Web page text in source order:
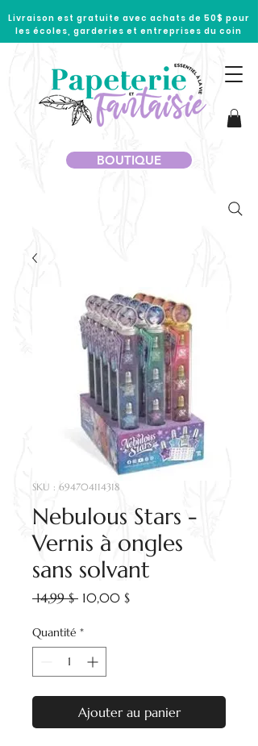
Livraison est gratuite avec achats de 50$ pour
les écoles, garderies et entreprises du coin
BOUTIQUE
SKU : 694704114318
Nebulous Stars -
Vernis à ongles
sans solvant
14,99 $ Prix
10,00 $Prix
Quantité *
Ajouter au panier